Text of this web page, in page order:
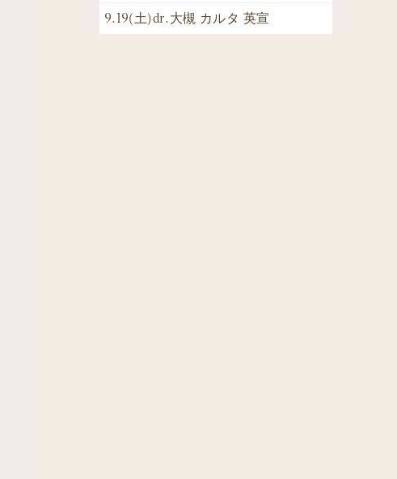
9.19(土)dr.大槻 カルタ 英宣